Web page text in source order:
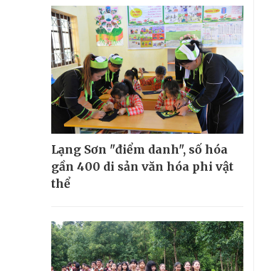
Lạng Sơn "điểm danh", số hóa
gần 400 di sản văn hóa phi vật
thể